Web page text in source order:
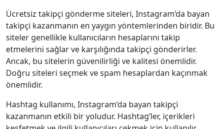
Ücretsiz takipçi gönderme siteleri, Instagram’da bayan
takipçi kazanmanın en yaygın yöntemlerinden biridir. Bu
siteler genellikle kullanıcıların hesaplarını takip
etmelerini sağlar ve karşılığında takipçi gönderirler.
Ancak, bu sitelerin güvenilirliği ve kalitesi önemlidir.
Doğru siteleri seçmek ve spam hesaplardan kaçınmak
önemlidir.
Hashtag kullanımı, Instagram’da bayan takipçi
kazanmanın etkili bir yoludur. Hashtag’ler, içerikleri